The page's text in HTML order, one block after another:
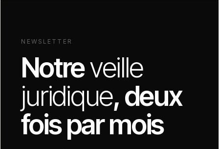
NEWSLETTER
Notreveille
juridique, deux
fois par mois